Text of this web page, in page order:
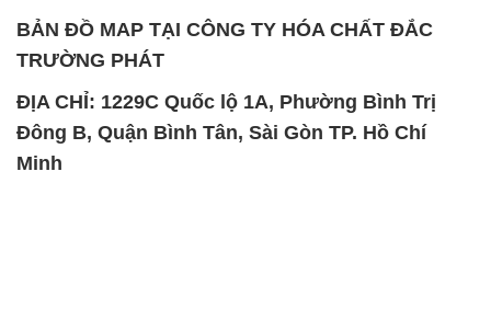
BẢN ĐỒ MAP TẠI CÔNG TY HÓA CHẤT ĐẮC
TRƯỜNG PHÁT
ĐỊA CHỈ: 1229C Quốc lộ 1A, Phường Bình Trị
Đông B, Quận Bình Tân, Sài Gòn TP. Hồ Chí
Minh